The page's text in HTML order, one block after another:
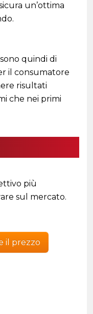
un’ottima
quindi di
il consumatore
risultati
che nei primi
più
sul mercato.
il prezzo